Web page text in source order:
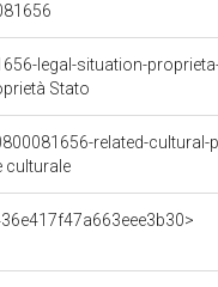
legal-situation-
Stato
related-cultural-
culturale